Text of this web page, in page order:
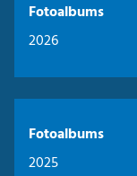
Fotoalbums
2026
Fotoalbums
2025